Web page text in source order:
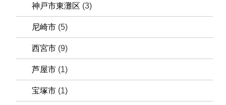
神戸市東灘区 (3)
尼崎市 (5)
西宮市 (9)
芦屋市 (1)
宝塚市 (1)